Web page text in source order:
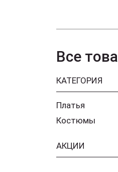
Все
КАТЕГОРИЯ
Платья
Костюмы
АКЦИИ